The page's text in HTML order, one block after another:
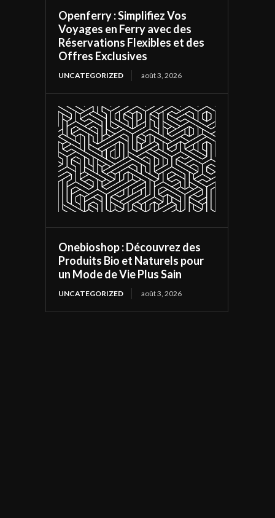
Openferry : Simplifiez Vos
Voyages en Ferry avec des
Réservations Flexibles et des
Offres Exclusives
UNCATEGORIZED août 3, 2026
Onebioshop : Découvrez des
Produits Bio et Naturels pour
un Mode de Vie Plus Sain
UNCATEGORIZED août 3, 2026